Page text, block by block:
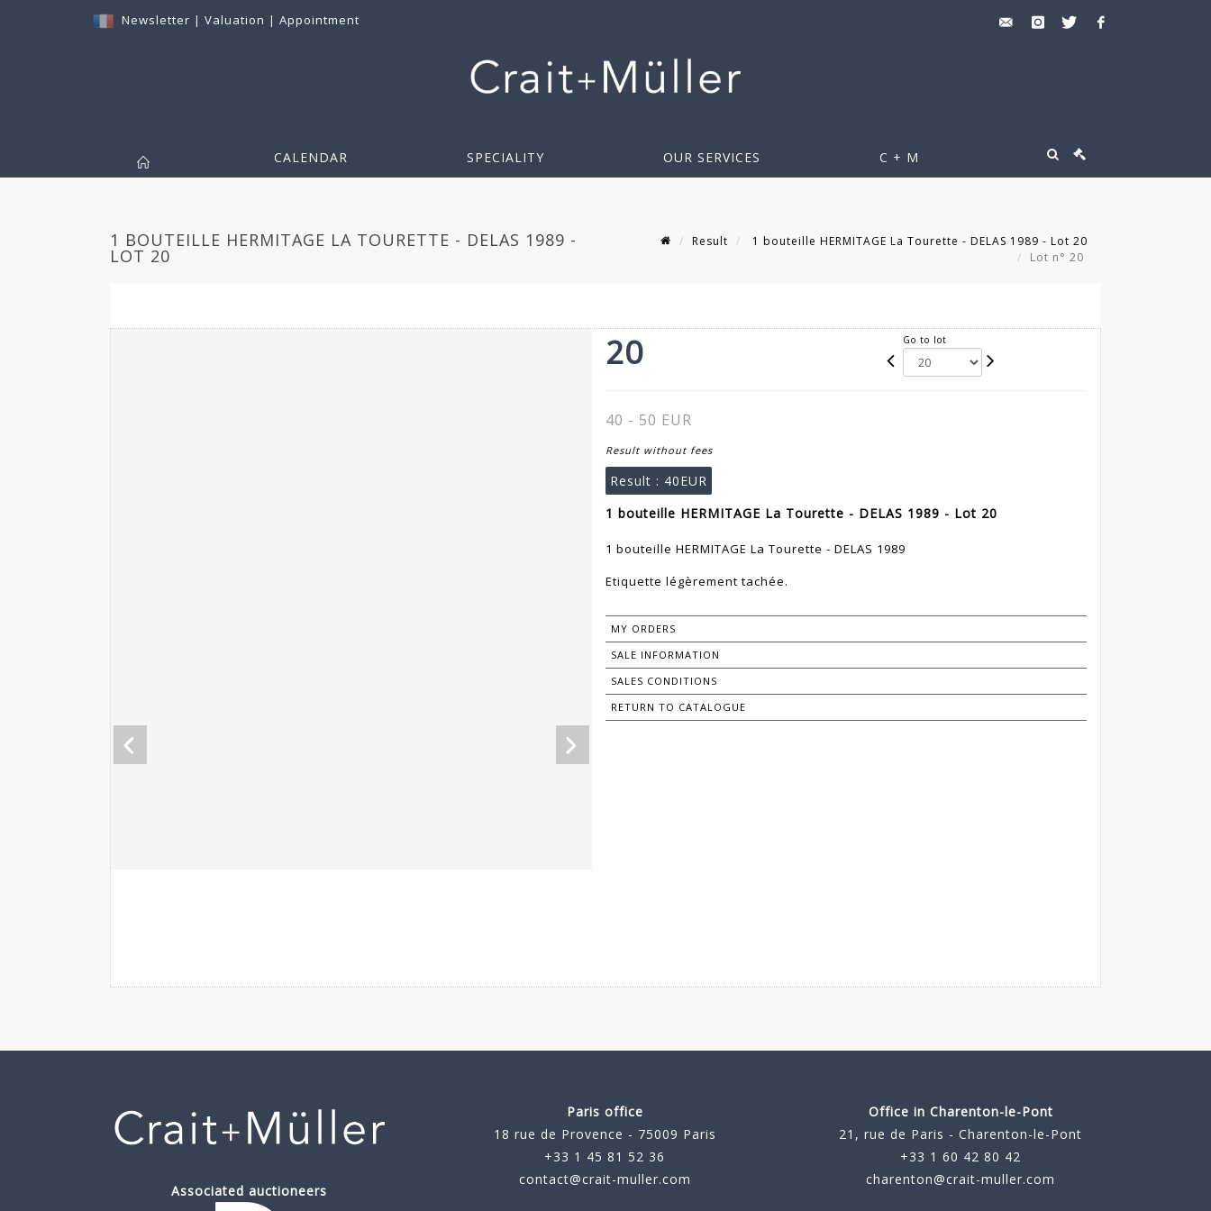
Newsletter | Valuation | Appointment
CALENDAR SPECIALITY OUR SERVICES C + M
1 BOUTEILLE HERMITAGE LA TOURETTE - DELAS 1989 -
LOT 20
Result
1 bouteille HERMITAGE La Tourette - DELAS 1989 - Lot 20
Lot n° 20
20 Go to lot
40 - 50 EUR
Result without fees
Result : 40EUR
1 bouteille HERMITAGE La Tourette - DELAS 1989 - Lot 20
1 bouteille HERMITAGE La Tourette - DELAS 1989
Etiquette légèrement tachée.
MY ORDERS
SALE INFORMATION
SALES CONDITIONS
RETURN TO CATALOGUE
Associated auctioneers
Paris office
18 rue de Provence - 75009 Paris
+33 1 45 81 52 36
contact@crait-muller.com
Office in Charenton-le-Pont
21, rue de Paris - Charenton-le-Pont
+33 1 60 42 80 42
charenton@crait-muller.com